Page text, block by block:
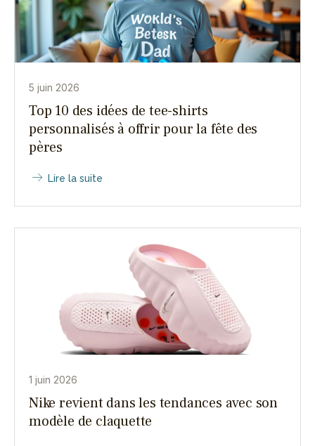
5 juin 2026
Top 10 des idées de tee-shirts
personnalisés à offrir pour la fête des
pères
Lire la suite
1 juin 2026
Nike revient dans les tendances avec son
modèle de claquette